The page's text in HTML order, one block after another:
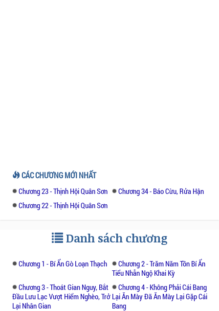
CÁC CHƯƠNG MỚI NHẤT
Chương 23 - Thịnh Hội Quân Sơn
Chương 34 - Báo Cừu, Rửa Hận
Chương 22 - Thịnh Hội Quân Sơn
Danh sách chương
Chương 1 - Bí Ẩn Gò Loạn Thạch
Chương 2 - Trăm Năm Tồn Bí Ẩn
Tiểu Nhẫn Ngộ Khai Kỳ
Chương 3 - Thoát Gian Nguy, Bắt
Đầu Lưu Lạc Vượt Hiểm Nghèo, Trở
Lại Nhân Gian
Chương 4 - Không Phải Cái Bang
Lại Ăn Mày Đã Ăn Mày Lại Gặp Cái
Bang